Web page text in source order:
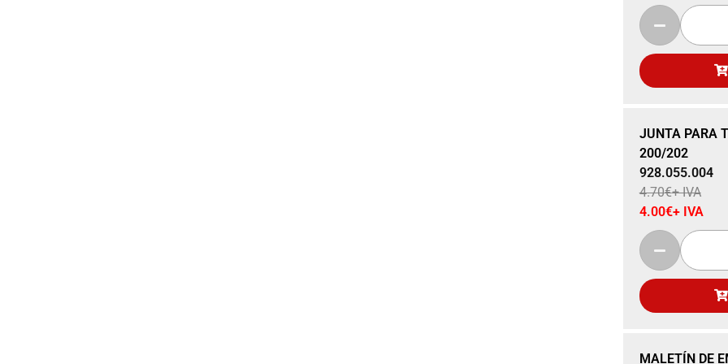
Sale 15% Off
JUNTA PARA
200/202
928.055.004
4.70€+ IVA
4.00€+ IVA
Sale 15% Off
MALETÍN DE